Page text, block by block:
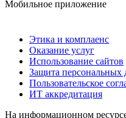
Мобильное приложение
Этика и комплаенс
Оказание услуг
Использование сайтов
Защита персональных
Пользовательское
ИТ аккредитация
На информационном